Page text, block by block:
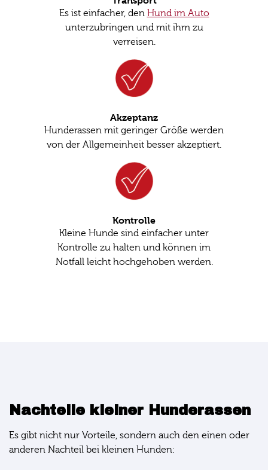
Es ist einfacher, den Hund im Auto
unterzubringen und mit ihm zu
verreisen.
Akzeptanz
Hunderassen mit geringer Größe werden
von der Allgemeinheit besser akzeptiert.
Kontrolle
Kleine Hunde sind einfacher unter
Kontrolle zu halten und können im
Notfall leicht hochgehoben werden.
Nachteile kleiner Hunderassen
Es gibt nicht nur Vorteile, sondern auch den einen oder
anderen Nachteil bei kleinen Hunden: